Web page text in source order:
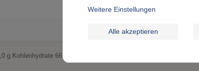
0,0 g
0,0 g
g Kohlenhydrate 66,0 g davon Zucker 65,0 g Eiweiß 0,0 g
Weitere Einstellungen
Alle akzeptieren